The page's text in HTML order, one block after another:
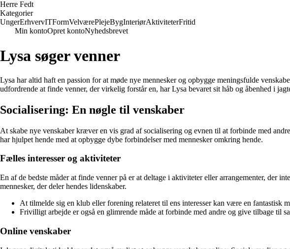
Herre Fedt
Kategorier
UngerErhvervITFormVelværePlejeBygInteriørAktiviteterFritid
Min kontoOpret kontoNyhedsbrevet
Lysa søger venner
Lysa har altid haft en passion for at møde nye mennesker og opbygge meningsfulde
udfordrende at finde venner, der virkelig forstår en, har Lysa bevaret sit håb og åbenhed i
Socialisering: En nøgle til venskaber
At skabe nye venskaber kræver en vis grad af socialisering og evnen til at forbinde med
har hjulpet hende med at opbygge dybe forbindelser med mennesker omkring hende.
Fælles interesser og aktiviteter
En af de bedste måder at finde venner på er at deltage i aktiviteter eller arrangementer, der
mennesker, der deler hendes lidenskaber.
At tilmelde sig en klub eller forening relateret til ens interesser kan være en fantastisk
Frivilligt arbejde er også en glimrende måde at forbinde med andre og give tilbage til
Online venskaber